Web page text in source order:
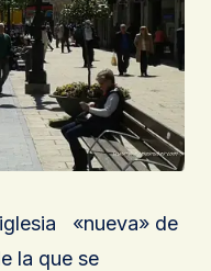
«nueva» de
la que se